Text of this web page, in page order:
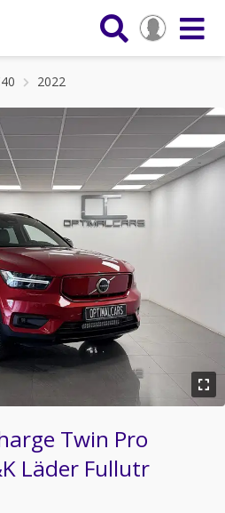
2022
Twin Pro
Läder Fullutr